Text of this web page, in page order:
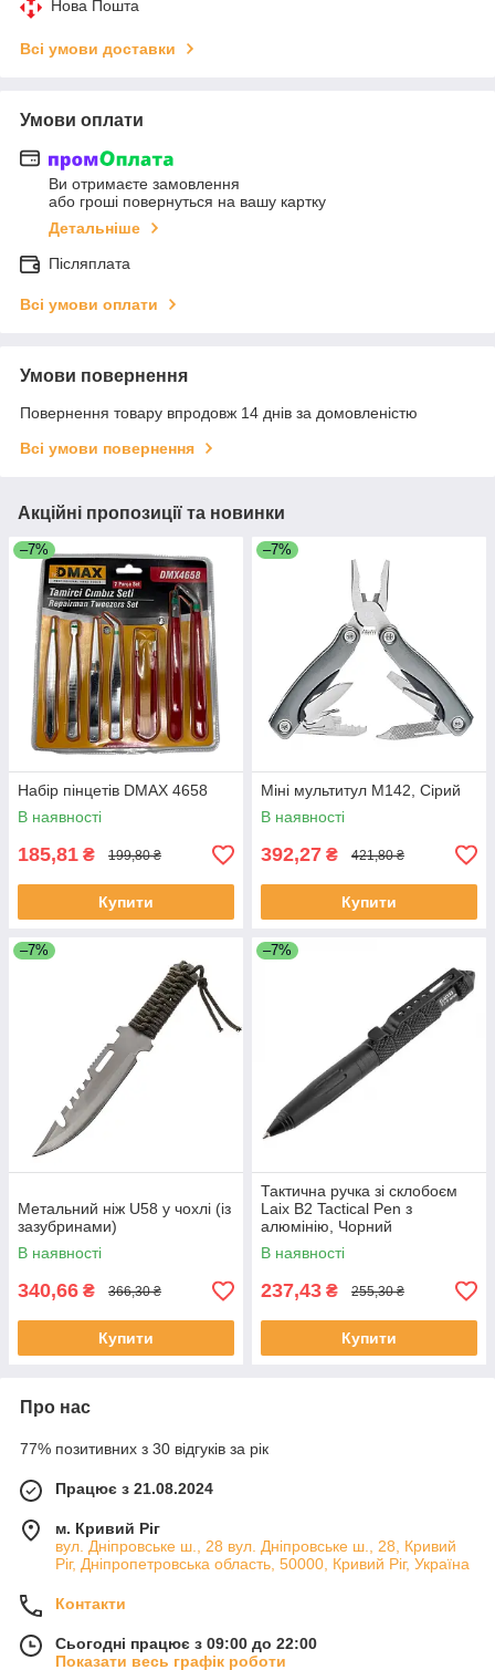
Нова Пошта
Всі умови доставки
Умови оплати
Ви отримаєте замовлення
або гроші повернуться на вашу картку
Детальніше
Післяплата
Всі умови оплати
Умови повернення
Повернення товару впродовж 14 днів за домовленістю
Всі умови повернення
Акційні пропозиції та новинки
–7%
Набір пінцетів DMAX 4658
В наявності
185,81 ₴ 199,80 ₴
Купити
–7%
Міні мультитул M142, Сірий
В наявності
392,27 ₴ 421,80 ₴
Купити
–7%
Метальний ніж U58 у чохлі (із
зазубринами)
В наявності
340,66 ₴ 366,30 ₴
Купити
–7%
Тактична ручка зі склобоєм
Laix B2 Tactical Pen з
алюмінію, Чорний
В наявності
237,43 ₴ 255,30 ₴
Купити
Про нас
77% позитивних з 30 відгуків за рік
Працює з 21.08.2024
м. Кривий Ріг
вул. Дніпровське ш., 28 вул. Дніпровське ш., 28, Кривий
Ріг, Дніпропетровська область, 50000, Кривий Ріг, Україна
Контакти
Сьогодні працює з 09:00 до 22:00
Показати весь графік роботи